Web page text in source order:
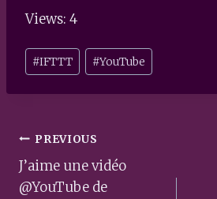
Views: 4
Post
Tags:
#IFTTT #YouTube
Post
navigation
PREVIOUS
J’aime une vidéo
@YouTube de